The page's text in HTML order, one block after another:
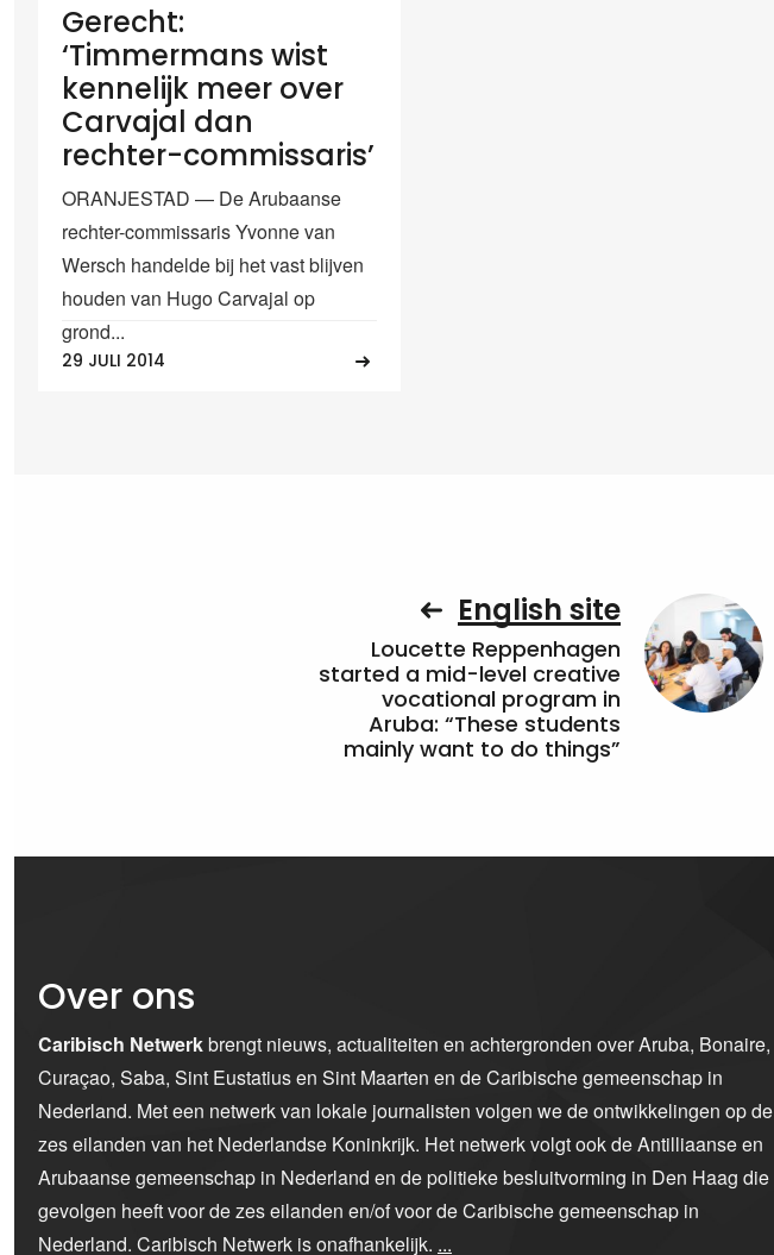
Gerecht:
‘Timmermans wist
kennelijk meer over
Carvajal dan
rechter-commissaris’
ORANJESTAD — De Arubaanse
rechter-commissaris Yvonne van
Wersch handelde bij het vast blijven
houden van Hugo Carvajal op
grond...
29 JULI 2014
English site
Loucette Reppenhagen
started a mid-level creative
vocational program in
Aruba: “These students
mainly want to do things”
Over ons
Caribisch Netwerkbrengt nieuws, actualiteiten en achtergronden over Aruba, Bonaire,
Curaçao, Saba, Sint Eustatius en Sint Maarten en de Caribische gemeenschap in
Nederland. Met een netwerk van lokale journalisten volgen we de ontwikkelingen op de
zes eilanden van het Nederlandse Koninkrijk. Het netwerk volgt ook de Antilliaanse en
Arubaanse gemeenschap in Nederland en de politieke besluitvorming in Den Haag die
gevolgen heeft voor de zes eilanden en/of voor de Caribische gemeenschap in
Nederland. Caribisch Netwerk is onafhankelijk. ...